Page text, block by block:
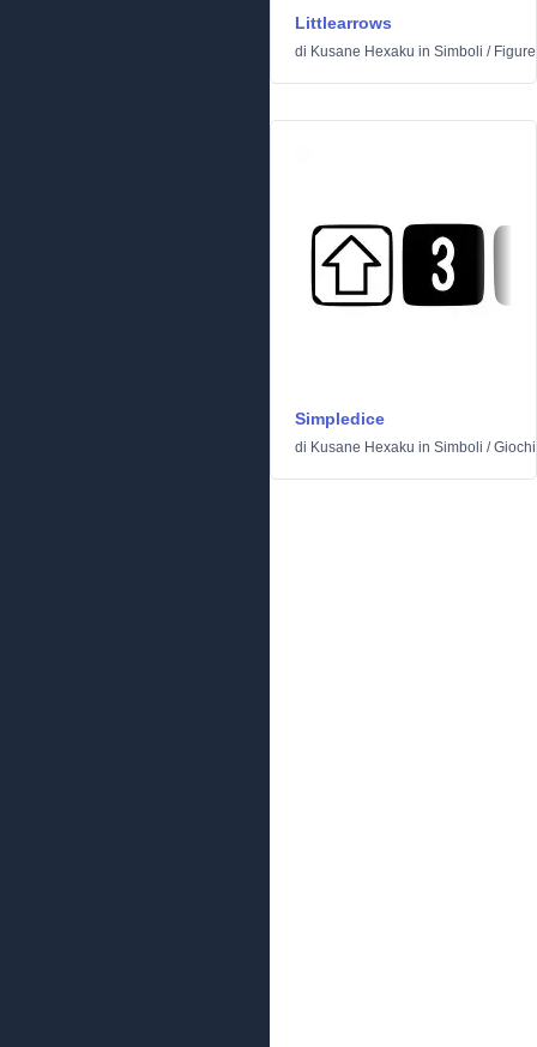
Littlearrows
di Kusane Hexaku in Simboli / Figure
Simpledice
di Kusane Hexaku in Simboli /Giochi